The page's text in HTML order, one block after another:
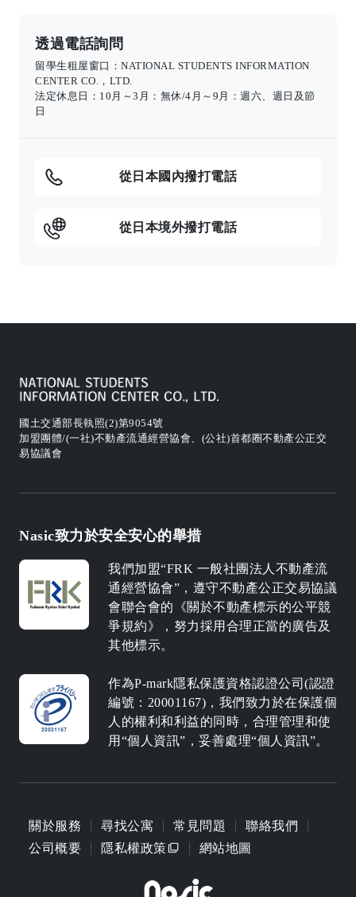
透過電話詢問
留學生租屋窗口：NATIONAL STUDENTS INFORMATION
CENTER CO.，LTD.
法定休息日：10月～3月：無休/4月～9月：週六、週日及節
日
從日本國內撥打電話
從日本境外撥打電話
國土交通部長執照(2)第9054號
加盟團體/(一社)不動產流通經營協會、(公社)首都圈不動產公正交
易協議會
Nasic致力於安全安心的舉措
我們加盟“FRK 一般社團法人不動產流
通經營協會”，遵守不動產公正交易協議
會聯合會的《關於不動產標示的公平競
爭規約》，努力採用合理正當的廣告及
其他標示。
作為P-mark隱私保護資格認證公司(認證
編號：20001167)，我們致力於在保護個
人的權利和利益的同時，合理管理和使
用“個人資訊”，妥善處理“個人資訊”。
關於服務 尋找公寓 常見問題
聯絡我們
公司概要
隱私權政策 網站地圖